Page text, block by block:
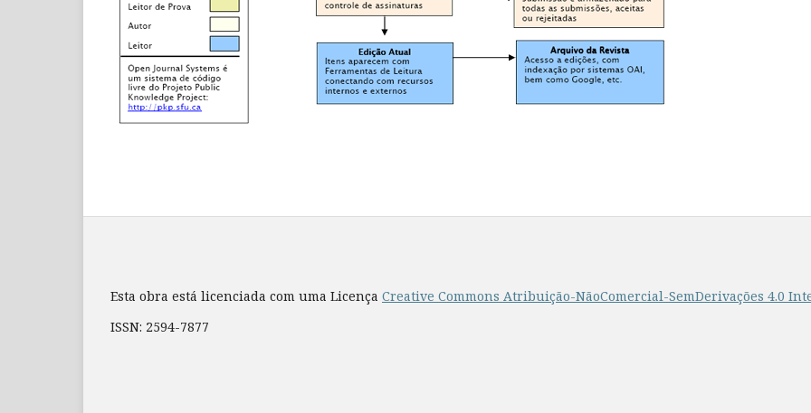
Esta obra está licenciada com uma Licença Creative Commons Atribuição-NãoComercial-SemDerivações 4.0
ISSN: 2594-7877